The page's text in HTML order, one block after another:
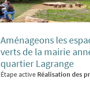
Aménageons les
verts de la mairie
quartier Lagrange
Étape active Réalisation des